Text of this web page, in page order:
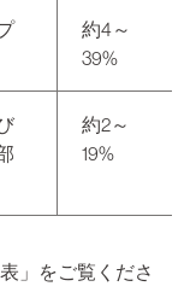
約4～
39%
約2～
19%
」をご覧くださ